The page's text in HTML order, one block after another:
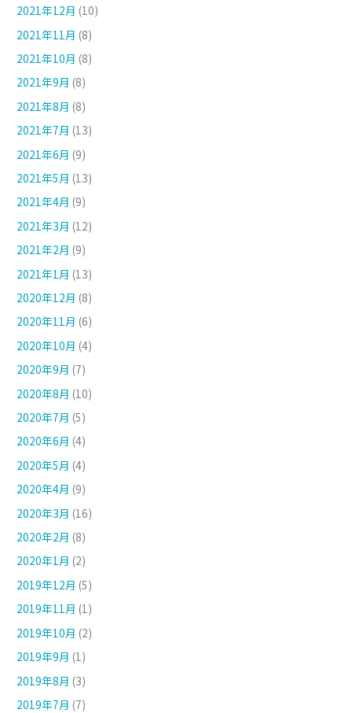
2021年12月 (10)
2021年11月 (8)
2021年10月 (8)
2021年9月 (8)
2021年8月 (8)
2021年7月 (13)
2021年6月 (9)
2021年5月 (13)
2021年4月 (9)
2021年3月 (12)
2021年2月 (9)
2021年1月 (13)
2020年12月 (8)
2020年11月 (6)
2020年10月 (4)
2020年9月 (7)
2020年8月 (10)
2020年7月 (5)
2020年6月 (4)
2020年5月 (4)
2020年4月 (9)
2020年3月 (16)
2020年2月 (8)
2020年1月 (2)
2019年12月 (5)
2019年11月 (1)
2019年10月 (2)
2019年9月 (1)
2019年8月 (3)
2019年7月 (7)